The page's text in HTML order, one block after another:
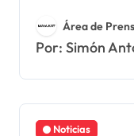
informe
Área de
Por: Simón
Noticias